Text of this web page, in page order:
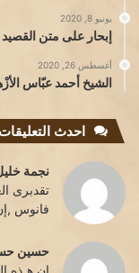
يونيو 8, 2020
إبحار على متن القصيد
أغسطس 26, 2020
الشيخ أحمد عبّاس الأزْهريّ (1853-
احدث التعليقات
نجمة
تقدبرى
فانوس
حسين